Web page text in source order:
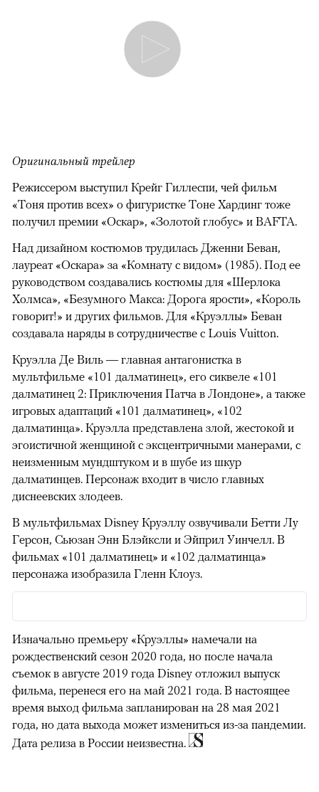
Оригинальный трейлер
Режиссером выступил Крейг Гиллеспи, чей фильм
«Тоня против всех» о фигуристке Тоне Хардинг тоже
получил премии «Оскар», «Золотой глобус» и BAFTA.
Над дизайном костюмов трудилась Дженни Беван,
лауреат «Оскара» за «Комнату с видом» (1985). Под ее
руководством создавались костюмы для «Шерлока
Холмса», «Безумного Макса: Дорога ярости», «Король
говорит!» и других фильмов. Для «Круэллы» Беван
создавала наряды в сотрудничестве с Louis Vuitton.
Круэлла Де Виль — главная антагонистка в
мультфильме «101 далматинец», его сиквеле «101
далматинец 2: Приключения Патча в Лондоне», а также
игровых адаптаций «101 далматинец», «102
далматинца». Круэлла представлена злой, жестокой и
эгоистичной женщиной с эксцентричными манерами, с
неизменным мундштуком и в шубе из шкур
далматинцев. Персонаж входит в число главных
диснеевских злодеев.
В мультфильмах Disney Круэллу озвучивали Бетти Лу
Герсон, Сьюзан Энн Блэйксли и Эйприл Уинчелл. В
фильмах «101 далматинец» и «102 далматинца»
персонажа изобразила Гленн Клоуз.
Изначально премьеру «Круэллы» намечали на
рождественский сезон 2020 года, но после начала
съемок в августе 2019 года Disney отложил выпуск
фильма, перенеся его на май 2021 года. В настоящее
время выход фильма запланирован на 28 мая 2021
года, но дата выхода может измениться из-за пандемии.
Дата релиза в России неизвестна.